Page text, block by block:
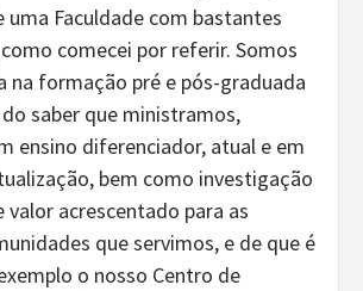
uma Faculdade com bastantes
comecei por referir. Somos
na formação pré e pós-graduada
saber que ministramos,
ensino diferenciador, atual e em
bem como investigação
valor acrescentado para as
que servimos, e de que é
o nosso Centro de